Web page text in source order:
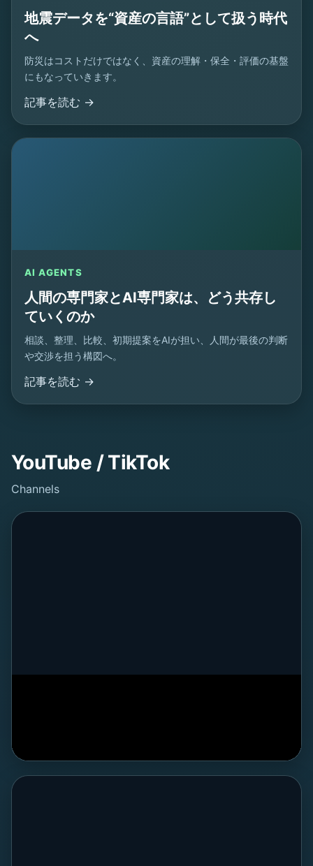
地震データを“資産の言語”として扱う時代
へ
防災はコストだけではなく、資産の理解・保全・評価の基盤
にもなっていきます。
記事を読む →
AI AGENTS
人間の専門家とAI専門家は、どう共存し
ていくのか
相談、整理、比較、初期提案をAIが担い、人間が最後の判断
や交渉を担う構図へ。
記事を読む →
YouTube / TikTok
Channels